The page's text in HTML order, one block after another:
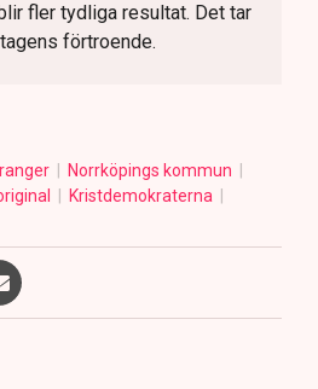
fler tydliga resultat. Det tar
förtroende.
Norrköpings kommun
Kristdemokraterna